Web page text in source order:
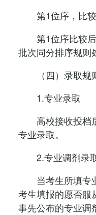
第1位序，比
第1位序比较
批次同分排序规则
（四）录取规
1.专业录取
高校接收投档
专业录取。
2.专业调剂录
当考生所填专
考生填报的愿否服
事先公布的专业调